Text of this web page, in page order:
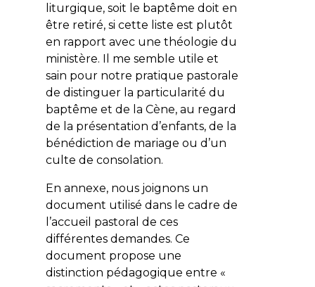
liturgique, soit le baptême doit en
être retiré, si cette liste est plutôt
en rapport avec une théologie du
ministère. Il me semble utile et
sain pour notre pratique pastorale
de distinguer la particularité du
baptême et de la Cène, au regard
de la présentation d’enfants, de la
bénédiction de mariage ou d’un
culte de consolation.
En annexe, nous joignons un
document utilisé dans le cadre de
l’accueil pastoral de ces
différentes demandes. Ce
document propose une
distinction pédagogique entre «